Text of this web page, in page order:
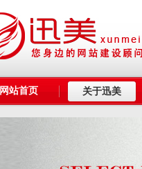
网站首页 关于迅美